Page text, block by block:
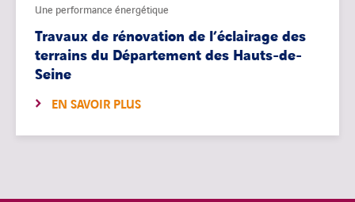
Une performance énergétique
Travaux de rénovation de l’éclairage des
terrains du Département des Hauts-de-
Seine
EN SAVOIR PLUS